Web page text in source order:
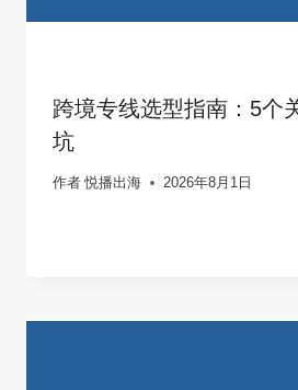
跨境专线选型指南：5个
坑
作者 悦播出海 2026年8月1日